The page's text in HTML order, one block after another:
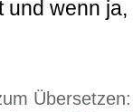
und wenn
Übersetzen: